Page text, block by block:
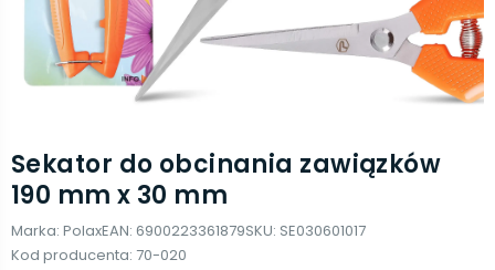
Sekator do obcinania zawiązków
190 mm x 30 mm
Marka: PolaxEAN: 6900223361879SKU: SE030601017
Kod producenta: 70-020